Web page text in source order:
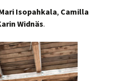
Isopahkala, Camilla
Widnäs.